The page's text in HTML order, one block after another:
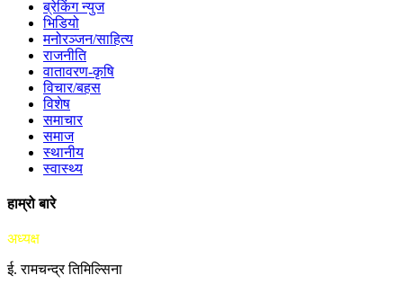
ब्रेकिंग न्युज
भिडियो
मनोरञ्जन/साहित्य
राजनीति
वातावरण-कृषि
विचार/बहस
विशेष
समाचार
समाज
स्थानीय
स्वास्थ्य
हाम्रो बारे
अध्यक्ष
ई. रामचन्द्र तिमिल्सिना